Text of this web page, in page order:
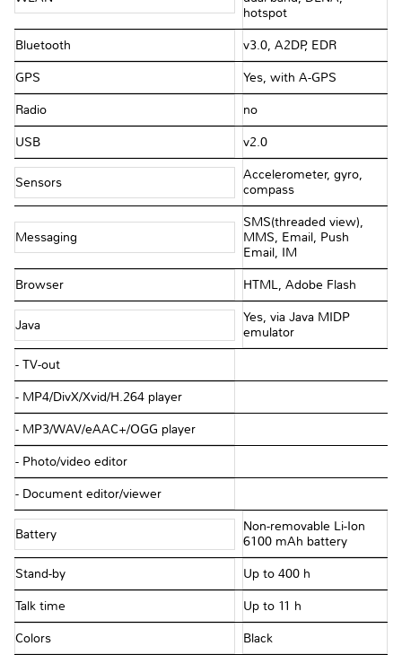
hotspot
Bluetooth v3.0, A2DP, EDR
GPS Yes, with A-GPS
Radio no
USB v2.0
Sensors
Accelerometer, gyro,
compass
Messaging
SMS(threaded view),
MMS, Email, Push
Email, IM
Browser HTML, Adobe Flash
Java
Yes, via Java MIDP
emulator
- TV-out
- MP4/DivX/Xvid/H.264 player
- MP3/WAV/eAAC+/OGG player
- Photo/video editor
- Document editor/viewer
Battery
Non-removable Li-Ion
6100 mAh battery
Stand-by Up to 400 h
Talk time Up to 11 h
Colors Black